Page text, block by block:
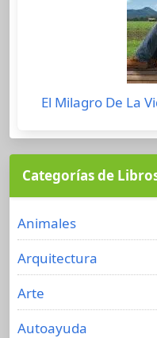
El Milagro De La
Categorías de
Animales
Arquitectura
Arte
Autoayuda